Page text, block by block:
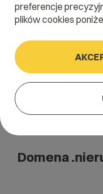
Domena
preferencje
plików cookies